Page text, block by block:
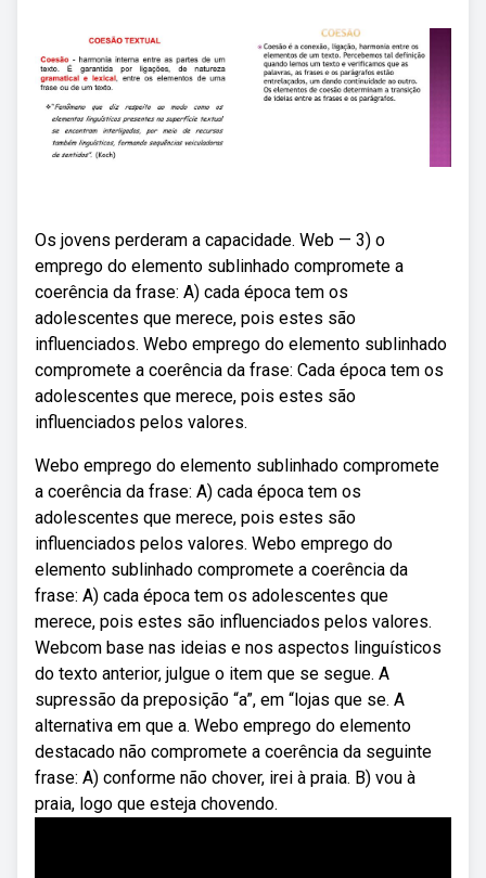
Os jovens perderam a capacidade. Web — 3) o
emprego do elemento sublinhado compromete a
coerência da frase: A) cada época tem os
adolescentes que merece, pois estes são
influenciados. Webo emprego do elemento sublinhado
compromete a coerência da frase: Cada época tem os
adolescentes que merece, pois estes são
influenciados pelos valores.
Webo emprego do elemento sublinhado compromete
a coerência da frase: A) cada época tem os
adolescentes que merece, pois estes são
influenciados pelos valores. Webo emprego do
elemento sublinhado compromete a coerência da
frase: A) cada época tem os adolescentes que
merece, pois estes são influenciados pelos valores.
Webcom base nas ideias e nos aspectos linguísticos
do texto anterior, julgue o item que se segue. A
supressão da preposição “a”, em “lojas que se. A
alternativa em que a. Webo emprego do elemento
destacado não compromete a coerência da seguinte
frase: A) conforme não chover, irei à praia. B) vou à
praia, logo que esteja chovendo.